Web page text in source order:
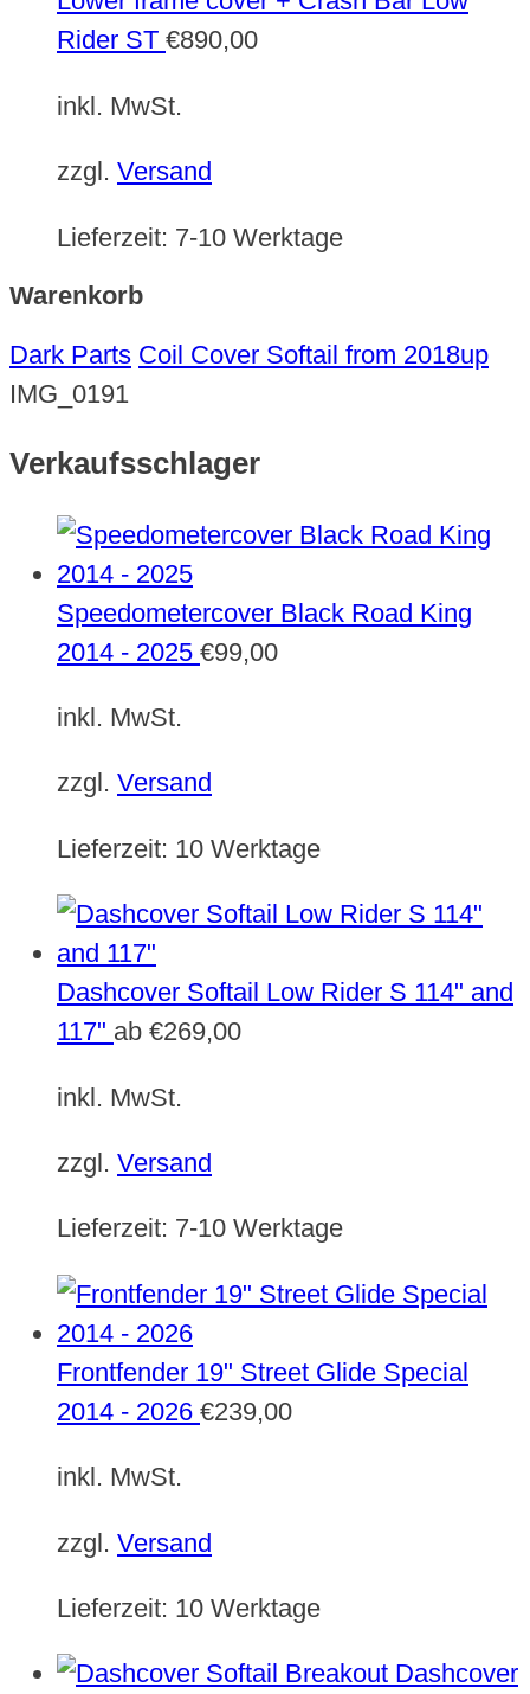
Rider ST €890,00
inkl. MwSt.
zzgl. Versand
Lieferzeit: 7-10 Werktage
Warenkorb
Dark Parts Coil Cover Softail from 2018up
IMG_0191
Verkaufsschlager
Speedometercover Black Road King
2014 - 2025 €99,00
inkl. MwSt.
zzgl. Versand
Lieferzeit: 10 Werktage
Dashcover Softail Low Rider S 114" and
117" ab €269,00
inkl. MwSt.
zzgl. Versand
Lieferzeit: 7-10 Werktage
Frontfender 19" Street Glide Special
2014 - 2026 €239,00
inkl. MwSt.
zzgl. Versand
Lieferzeit: 10 Werktage
Dashcover